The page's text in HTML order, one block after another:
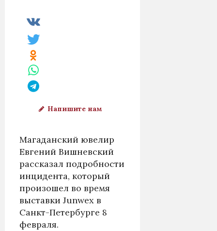
Напишите нам
Магаданский ювелир
Евгений Вишневский
рассказал подробности
инцидента, который
произошел во время
выставки Junwex в
Санкт-Петербурге 8
февраля.